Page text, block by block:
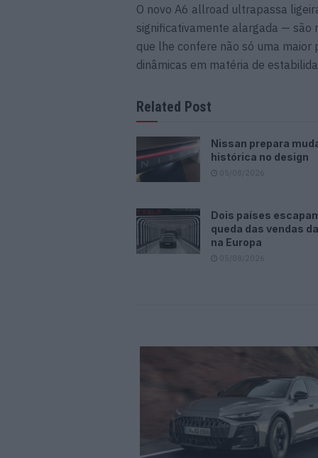
O novo A6 allroad ultrapassa
significativamente alargada — são
que lhe confere não só uma
dinâmicas em matéria de
Related Post
Nissan prepara
histórica no design
Dois países
queda das vendas
na Europa